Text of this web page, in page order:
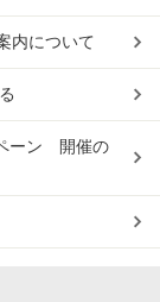
内について
ーン 開催の